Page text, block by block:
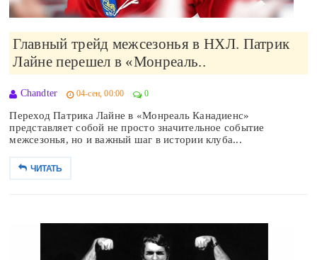
Главный трейд межсезонья в НХЛ. Патрик
Лайне перешел в «Монреаль..
Chandter 04-сен, 00:00 0
Переход Патрика Лайне в «Монреаль Канадиенс»
представляет собой не просто значительное событие
межсезонья, но и важный шаг в истории клуба...
ЧИТАТЬ